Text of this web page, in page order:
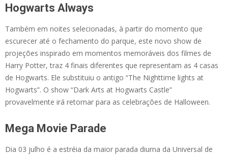
Hogwarts Always
Também em noites selecionadas, à partir do momento que
escurecer até o fechamento do parque, este novo show de
projeções inspirado em momentos memoráveis ​​dos filmes de
Harry Potter, traz 4 finais diferentes que representam as 4 casas
de Hogwarts. Ele substituiu o antigo “The Nighttime lights at
Hogwarts”. O show “Dark Arts at Hogwarts Castle”
provavelmente irá retornar para as celebrações de Halloween.
Mega Movie Parade
Dia 03 julho é a estréia da maior parada diurna da Universal de